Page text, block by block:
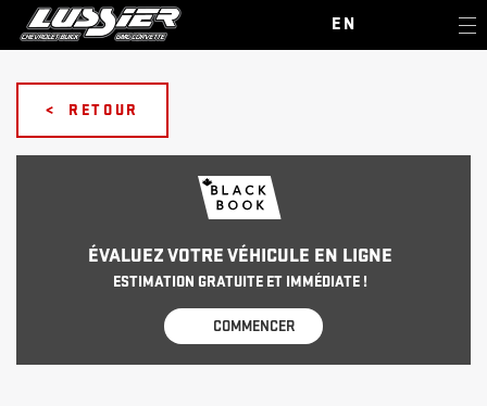
EN
< RETOUR
ÉVALUEZ VOTRE VÉHICULE EN LIGNE
ESTIMATION GRATUITE ET IMMÉDIATE !
COMMENCER